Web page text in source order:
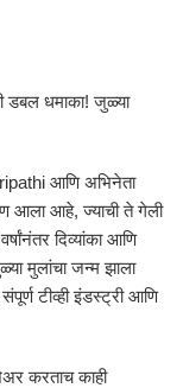
डबल धमाका! जुळ्या
आणि अभिनेता
आला आहे, ज्याची ते गेली
दिव्यांका आणि
मुलांचा जन्म झाला
टीव्ही इंडस्ट्री आणि
करताच काही